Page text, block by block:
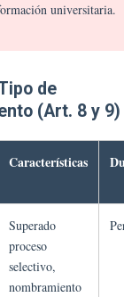
universitaria.
de
(Art. 8 y 9)
Características
Superado
proceso
selectivo,
nombramiento